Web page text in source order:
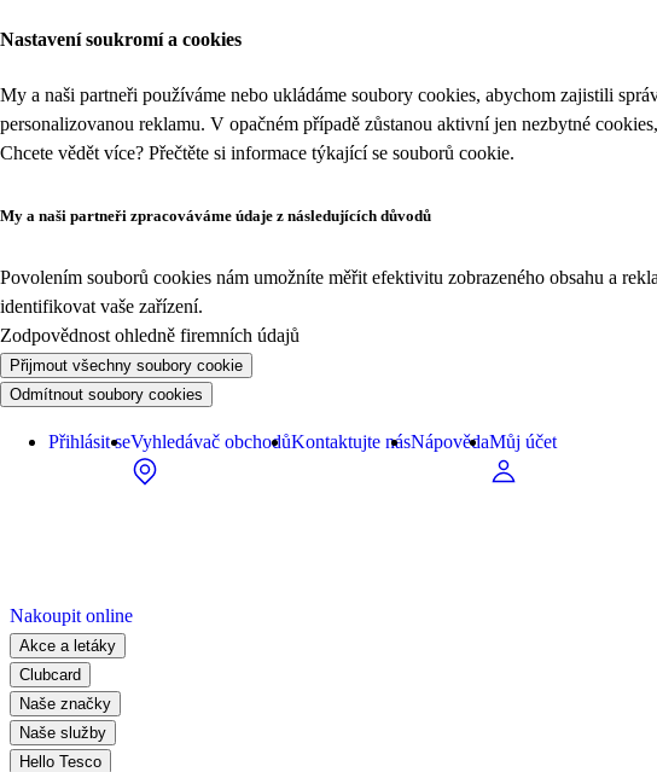
Nastavení soukromí a cookies
My a naši partneři používáme nebo ukládáme soubory cookies, abychom zajistili
personalizovanou reklamu. V opačném případě zůstanou aktivní jen nezbytné
Chcete vědět více? Přečtěte si informace týkající se souborů cookie.
My a naši partneři zpracováváme údaje z následujících důvodů
Povolením souborů cookies nám umožníte měřit efektivitu zobrazeného obsahu a
identifikovat vaše zařízení.
Zodpovědnost ohledně firemních údajů
Přijmout všechny soubory cookie
Odmítnout soubory cookies
Přihlásit seVyhledávač obchodůKontaktujte násNápovědaMůj účet
Nakoupit online
Akce a letáky
Clubcard
Naše značky
Naše služby
Hello Tesco